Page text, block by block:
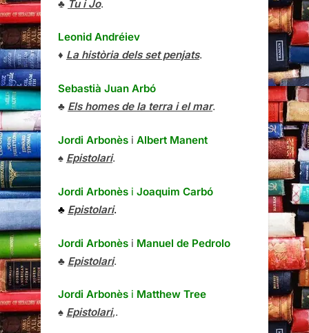
♣ Tu i Jo.
Leonid Andréiev
♦ La història dels set penjats.
Sebastià Juan Arbó
♣ Els homes de la terra i el mar.
Jordi Arbonès i Albert Manent
♠ Epistolari.
Jordi Arbonès i Joaquim Carbó
♣ Epistolari.
Jordi Arbonès i Manuel de Pedrolo
♣ Epistolari.
Jordi Arbonès i Matthew Tree
♠ Epistolari,.